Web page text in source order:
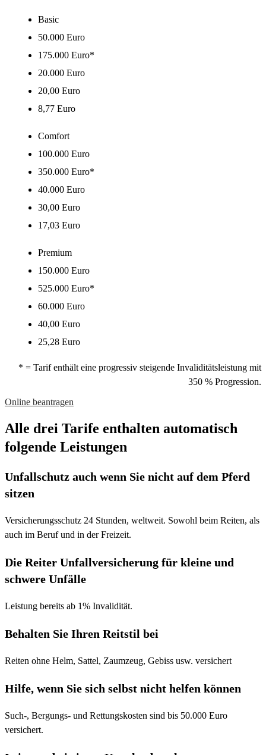
Basic
50.000 Euro
175.000 Euro*
20.000 Euro
20,00 Euro
8,77 Euro
Comfort
100.000 Euro
350.000 Euro*
40.000 Euro
30,00 Euro
17,03 Euro
Premium
150.000 Euro
525.000 Euro*
60.000 Euro
40,00 Euro
25,28 Euro
* = Tarif enthält eine progressiv steigende Invaliditätsleistung mit
350 % Progression.
Online beantragen
Alle drei Tarife enthalten automatisch
folgende Leistungen
Unfallschutz auch wenn Sie nicht auf dem Pferd
sitzen
Versicherungsschutz 24 Stunden, weltweit. Sowohl beim Reiten, als
auch im Beruf und in der Freizeit.
Die Reiter Unfallversicherung für kleine und
schwere Unfälle
Leistung bereits ab 1% Invalidität.
Behalten Sie Ihren Reitstil bei
Reiten ohne Helm, Sattel, Zaumzeug, Gebiss usw. versichert
Hilfe, wenn Sie sich selbst nicht helfen können
Such-, Bergungs- und Rettungskosten sind bis 50.000 Euro
versichert.